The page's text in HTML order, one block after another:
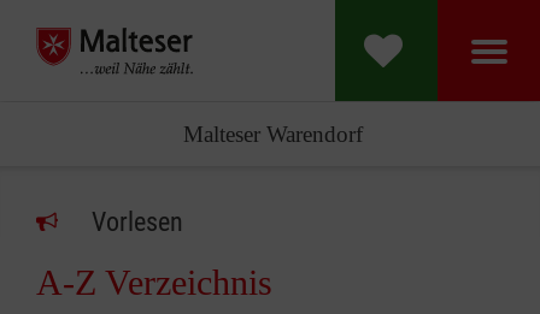
Malteser Warendorf
Vorlesen
A-Z Verzeichnis